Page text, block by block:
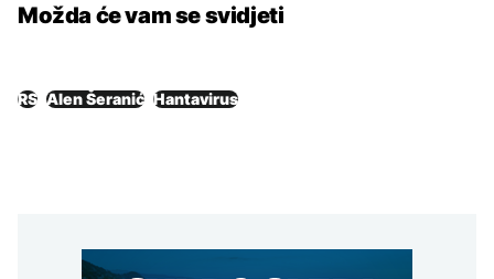
Možda će vam se svidjeti
RS Alen Šeranić Hantavirus